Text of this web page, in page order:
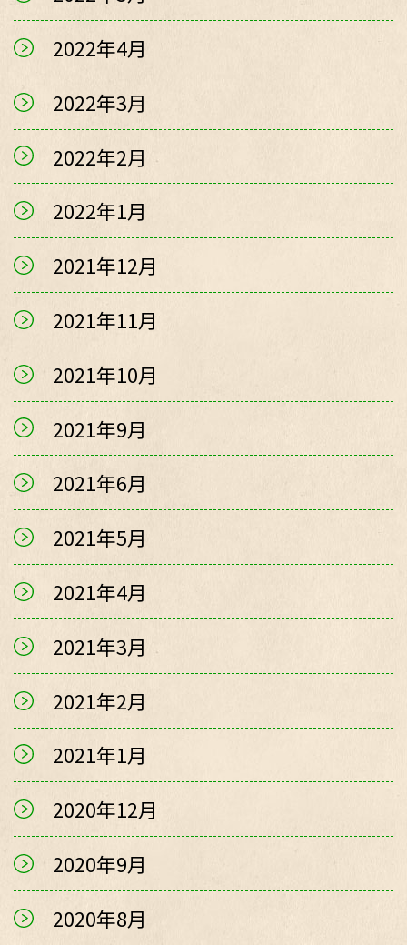
2022年4月
2022年3月
2022年2月
2022年1月
2021年12月
2021年11月
2021年10月
2021年9月
2021年6月
2021年5月
2021年4月
2021年3月
2021年2月
2021年1月
2020年12月
2020年9月
2020年8月